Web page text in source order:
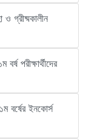
গ্রীষ্মকালীন
পরীক্ষার্থীদের
বর্ষের ইনকোর্স